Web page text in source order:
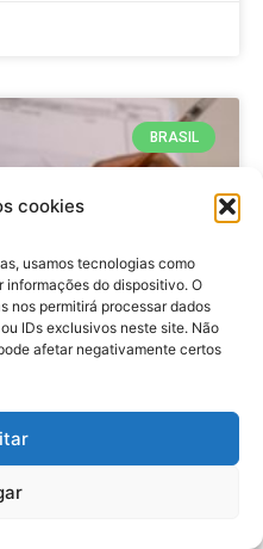
cookies
usamos tecnologias como
do dispositivo. O
nos permitirá processar dados
IDs exclusivos neste site. Não
afetar negativamente certos
BRASIL
adesão ao
2.0 é